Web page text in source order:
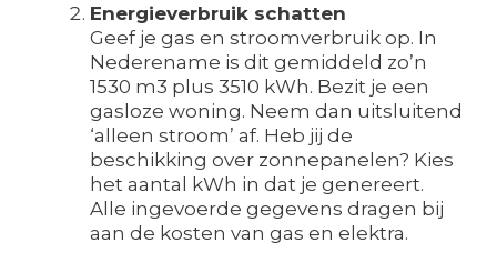
Energieverbruik schatten
Geef je gas en stroomverbruik op. In
Nederename is dit gemiddeld zo’n
1530 m3 plus 3510 kWh. Bezit je een
gasloze woning. Neem dan uitsluitend
‘alleen stroom’ af. Heb jij de
beschikking over zonnepanelen? Kies
het aantal kWh in dat je genereert.
Alle ingevoerde gegevens dragen bij
aan de kosten van gas en elektra.